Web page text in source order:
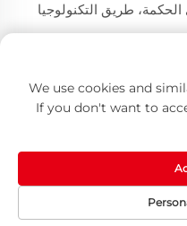
1، الطابق 18، وادي الحكمة، طريق التكنولوجيا
قبل شركة هوانغ شان دريكس للصناعات
الخصوصية
We use cookies and
If you don't want to